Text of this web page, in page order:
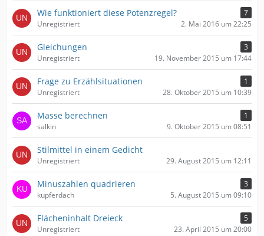
Wie funktioniert diese Potenzregel?
7
Unregistriert
2. Mai 2016 um 22:25
Gleichungen
3
Unregistriert
19. November 2015 um 17:44
Frage zu Erzählsituationen
1
Unregistriert
28. Oktober 2015 um 10:39
Masse berechnen
1
salkin
9. Oktober 2015 um 08:51
Stilmittel in einem Gedicht
Unregistriert 29. August 2015 um 12:11
Minuszahlen quadrieren
3
kupferdach
5. August 2015 um 09:10
Flächeninhalt Dreieck
5
Unregistriert
23. April 2015 um 20:00